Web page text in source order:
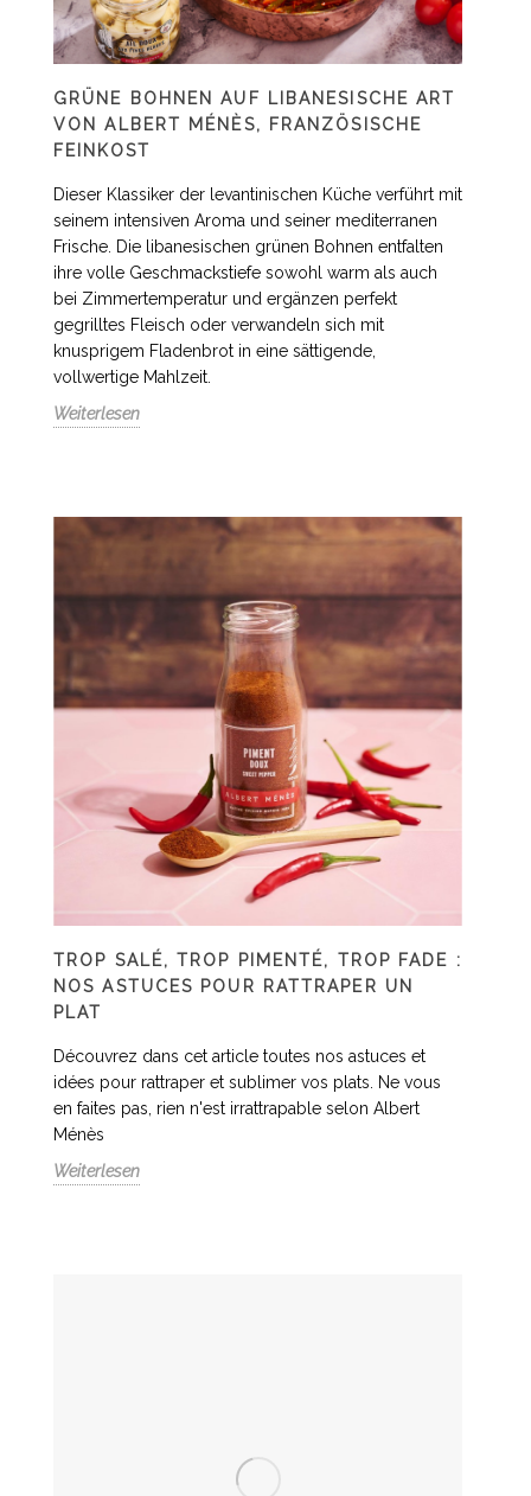
GRÜNE BOHNEN AUF LIBANESISCHE ART
VON ALBERT MÉNÈS, FRANZÖSISCHE
FEINKOST
Dieser Klassiker der levantinischen Küche verführt mit
seinem intensiven Aroma und seiner mediterranen
Frische. Die libanesischen grünen Bohnen entfalten
ihre volle Geschmackstiefe sowohl warm als auch
bei Zimmertemperatur und ergänzen perfekt
gegrilltes Fleisch oder verwandeln sich mit
knusprigem Fladenbrot in eine sättigende,
vollwertige Mahlzeit.
Weiterlesen
TROP SALÉ, TROP PIMENTÉ, TROP FADE :
NOS ASTUCES POUR RATTRAPER UN
PLAT
Découvrez dans cet article toutes nos astuces et
idées pour rattraper et sublimer vos plats. Ne vous
en faites pas, rien n'est irrattrapable selon Albert
Ménès
Weiterlesen